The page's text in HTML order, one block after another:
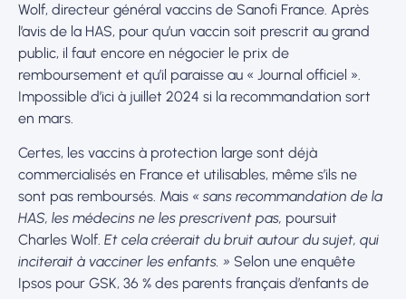
Wolf, directeur général vaccins de Sanofi France. Après
l’avis de la HAS, pour qu’un vaccin soit prescrit au grand
public, il faut encore en négocier le prix de
remboursement et qu’il paraisse au « Journal officiel ».
Impossible d’ici à juillet 2024 si la recommandation sort
en mars.
Certes, les vaccins à protection large sont déjà
commercialisés en France et utilisables, même s’ils ne
sont pas remboursés. Mais « sans recommandation de la
HAS, les médecins ne les prescrivent pas, poursuit
Charles Wolf. Et cela créerait du bruit autour du sujet, qui
inciterait à vacciner les enfants. » Selon une enquête
Ipsos pour GSK, 36 % des parents français d’enfants de